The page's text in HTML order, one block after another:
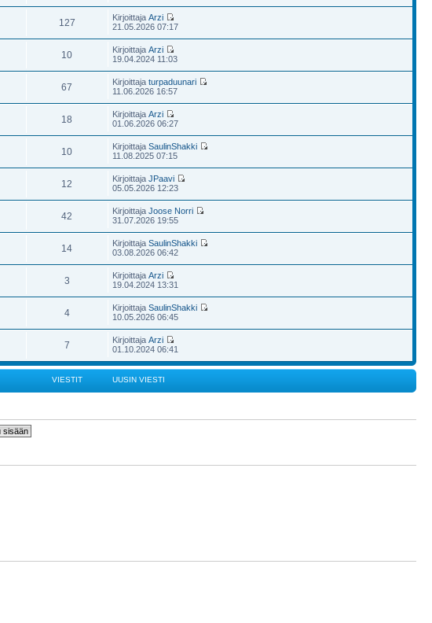
127 KirjoittajaArzi
21.05.2026 07:17
10 KirjoittajaArzi
19.04.2024 11:03
67 Kirjoittajaturpaduunari
11.06.2026 16:57
18 KirjoittajaArzi
01.06.2026 06:27
10 KirjoittajaSaulinShakki
11.08.2025 07:15
12 KirjoittajaJPaavi
05.05.2026 12:23
42 KirjoittajaJoose Norri
31.07.2026 19:55
14 KirjoittajaSaulinShakki
03.08.2026 06:42
3 KirjoittajaArzi
19.04.2024 13:31
4 KirjoittajaSaulinShakki
10.05.2026 06:45
7 KirjoittajaArzi
01.10.2024 06:41
VIESTIT UUSIN VIESTI